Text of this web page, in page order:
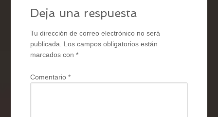
Deja una respuesta
Tu dirección de correo electrónico no será
publicada.
Los campos obligatorios están
marcados con*
Comentario*